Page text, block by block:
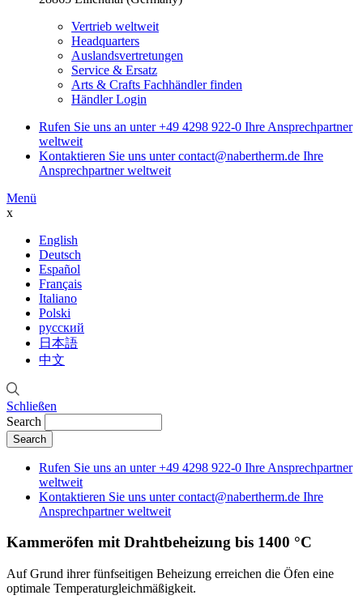
Vertrieb weltweit
Headquarters
Auslandsvertretungen
Service & Ersatz
Arts & Crafts Fachhändler finden
Händler Login
Rufen Sie uns an unter +49 4298 922-0 Ihre Ansprechpartner
weltweit
Kontaktieren Sie uns unter contact@nabertherm.de Ihre
Ansprechpartner weltweit
Menü
x
English
Deutsch
Español
Français
Italiano
Polski
русский
日本語
中文
Schließen
Search
Rufen Sie uns an unter +49 4298 922-0 Ihre Ansprechpartner
weltweit
Kontaktieren Sie uns unter contact@nabertherm.de Ihre
Ansprechpartner weltweit
Kammeröfen mit Drahtbeheizung bis 1400 °C
Auf Grund ihrer fünfseitigen Beheizung erreichen die Öfen eine
optimale Temperaturgleichmäßigkeit.